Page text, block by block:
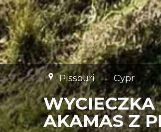
Pissouri → Cypr
AKAMAS Z